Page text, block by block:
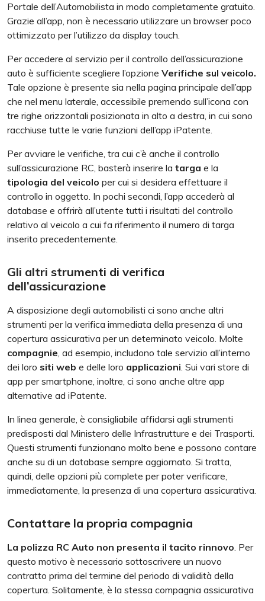
Portale dell’Automobilista in modo completamente gratuito.
Grazie all’app, non è necessario utilizzare un browser poco
ottimizzato per l’utilizzo da display touch.
Per accedere al servizio per il controllo dell’assicurazione
auto è sufficiente scegliere l’opzione Verifiche sul veicolo.
Tale opzione è presente sia nella pagina principale dell’app
che nel menu laterale, accessibile premendo sull’icona con
tre righe orizzontali posizionata in alto a destra, in cui sono
racchiuse tutte le varie funzioni dell’app iPatente.
Per avviare le verifiche, tra cui c’è anche il controllo
sull’assicurazione RC, basterà inserire la targa e la
tipologia del veicolo per cui si desidera effettuare il
controllo in oggetto. In pochi secondi, l’app accederà al
database e offrirà all’utente tutti i risultati del controllo
relativo al veicolo a cui fa riferimento il numero di targa
inserito precedentemente.
Gli altri strumenti di verifica
dell’assicurazione
A disposizione degli automobilisti ci sono anche altri
strumenti per la verifica immediata della presenza di una
copertura assicurativa per un determinato veicolo. Molte
compagnie, ad esempio, includono tale servizio all’interno
dei loro siti web e delle loro applicazioni. Sui vari store di
app per smartphone, inoltre, ci sono anche altre app
alternative ad iPatente.
In linea generale, è consigliabile affidarsi agli strumenti
predisposti dal Ministero delle Infrastrutture e dei Trasporti.
Questi strumenti funzionano molto bene e possono contare
anche su di un database sempre aggiornato. Si tratta,
quindi, delle opzioni più complete per poter verificare,
immediatamente, la presenza di una copertura assicurativa.
Contattare la propria compagnia
La polizza RC Auto non presenta il tacito rinnovo. Per
questo motivo è necessario sottoscrivere un nuovo
contratto prima del termine del periodo di validità della
copertura. Solitamente, è la stessa compagnia assicurativa